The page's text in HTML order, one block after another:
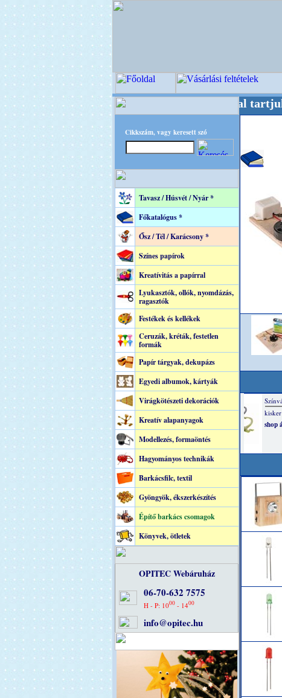
Cikkszám, vagy keresett szó
Tavasz / Húsvét / Nyár *
Főkatalógus *
Ősz / Tél / Karácsony *
Színes papírok
Kreatívitás a papírral
Lyukasztók, ollók, nyomdázás,
ragasztók
Festékek és kellékek
Ceruzák, kréták, festetlen
formák
Papír tárgyak, dekupázs
Egyedi albumok, kártyák
Virágkötészeti dekorációk
Kreatív alapanyagok
Modellezés, formaöntés
Hagyományos technikák
Barkácsfilc, textil
Gyöngyök, ékszerkészítés
Építő barkács csomagok
Könyvek, ötletek
OPITEC Webáruház
06-70-632 7575
H - P: 1000 - 1400
info@opitec.hu
+++++++ Oldalunkat akarattal tartjuk